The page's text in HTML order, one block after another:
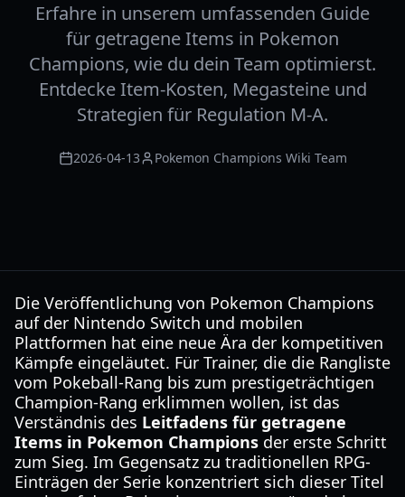
Erfahre in unserem umfassenden Guide
für getragene Items in Pokemon
Champions, wie du dein Team optimierst.
Entdecke Item-Kosten, Megasteine und
Strategien für Regulation M-A.
2026-04-13 Pokemon Champions Wiki Team
Die Veröffentlichung von Pokemon Champions
auf der Nintendo Switch und mobilen
Plattformen hat eine neue Ära der kompetitiven
Kämpfe eingeläutet. Für Trainer, die die Rangliste
vom Pokeball-Rang bis zum prestigeträchtigen
Champion-Rang erklimmen wollen, ist das
Verständnis des Leitfadens für getragene
Items in Pokemon Champions der erste Schritt
zum Sieg. Im Gegensatz zu traditionellen RPG-
Einträgen der Serie konzentriert sich dieser Titel